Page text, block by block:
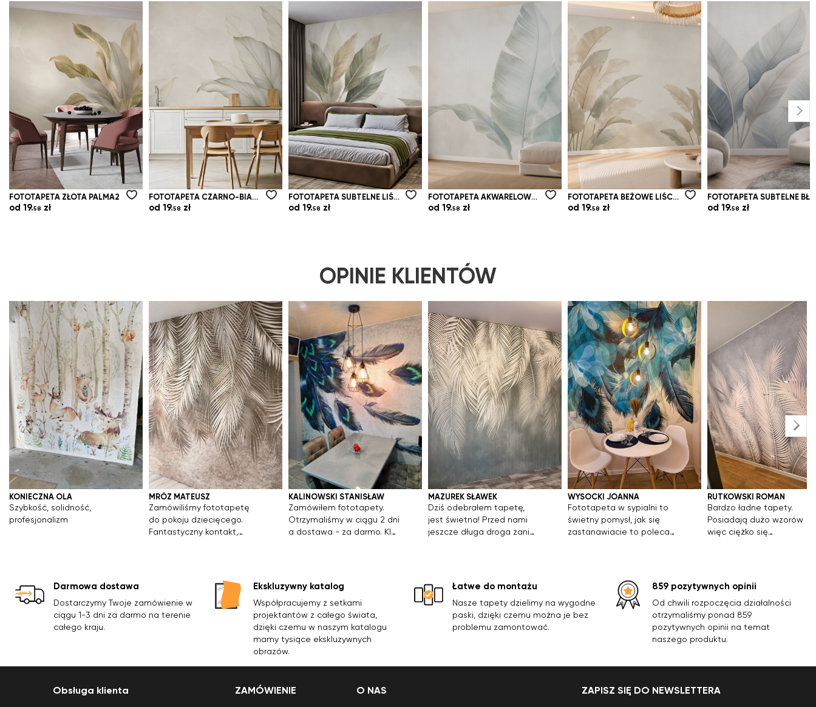
FOTOTAPETA ZŁOTA PALMA2
od 19.58 zł
FOTOTAPETA CZARNO-BIAŁE NARYSOWANE LIŚCIE
od 19.58 zł
FOTOTAPETA SUBTELNE LIŚCIE W BEŻOWO ZIELONYCH ODCIENIACH
od 19.58 zł
FOTOTAPETA AKWARELOWE WYDRUKI Z ROŚLINNOŚCIĄ DŻUNGLI
od 19.58 zł
FOTOTAPETA BEŻOWE LIŚCIE BANANOWCA W SUBTELNYM STYLU TROPICAL
od 19.58 zł
FOTOTAPETA SUBTELNE BŁĘKITNE LIŚCIE W BLASKU
od 19.58 zł
OPINIE KLIENTÓW
KONIECZNA OLA
Szybkość, solidność,
profesjonalizm
MRÓZ MATEUSZ
Zamówiliśmy fototapetę
do pokoju dziecięcego.
Fantastyczny kontakt,
KALINOWSKI STANISŁAW
Zamówiłem fototapety.
Otrzymaliśmy w ciągu 2 dni
a dostawa - za darmo. Klej
MAZUREK SŁAWEK
Dziś odebrałem tapetę,
jest świetna! Przed nami
jeszcze długa droga zanim
będziemy zamawiać
jeszcze. Na pewno wrzucę
zdjęcie gotowej ściany.
WYSOCKI JOANNA
Fototapeta w sypialni to
świetny pomysł, jak się
zastanawiacie to polecam.
krajobrazem przed oczami.
Fototapeta wygląda
pięknie i łatwo się ją
przykleja.
RUTKOWSKI ROMAN
Bardzo ładne tapety.
Posiadają dużo wzorów
więc ciężko się
Darmowa dostawa
Dostarczymy Twoje zamówienie w
ciągu 1-3 dni za darmo na terenie
całego kraju.
Ekskluzywny katalog
Współpracujemy z setkami
projektantów z całego świata,
dzięki czemu w naszym katalogu
mamy tysiące ekskluzywnych
obrazów.
Łatwe do montażu
Nasze tapety dzielimy na wygodne
paski, dzięki czemu można je bez
problemu zamontować.
859 pozytywnych opinii
Od chwili rozpoczęcia działalności
otrzymaliśmy ponad 859
pozytywnych opinii na temat
naszego produktu.
Obsługa klienta ZAMÓWIENIE O NAS ZAPISZ SIĘ DO NEWSLETTERA